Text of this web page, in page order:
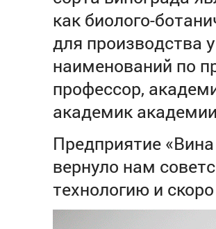
как биолого-
для производства
наименований по
профессор,
академик
Предприятие
вернуло нам
технологию и